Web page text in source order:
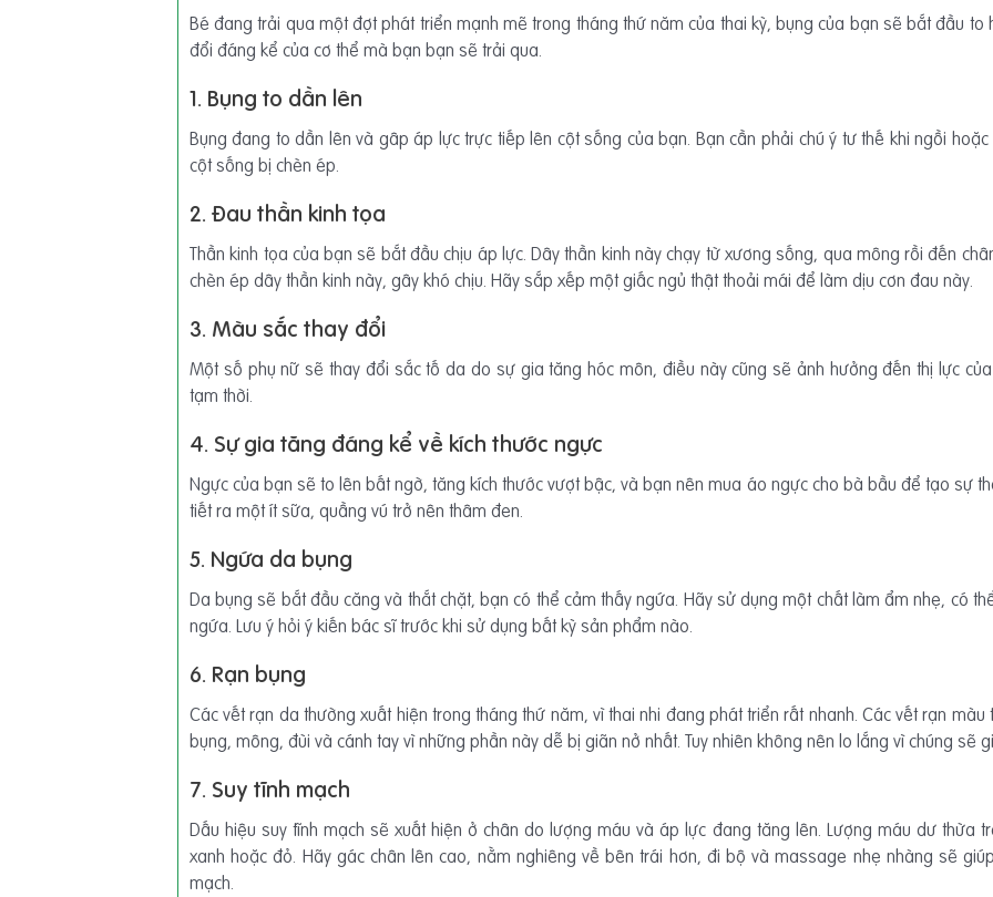
Bé đang trải qua một đợt phát triển mạnh mẽ trong tháng thứ năm của thai kỳ, bụng của bạn sẽ bắt đầu to
đổi đáng kể của cơ thể mà bạn bạn sẽ trải qua.
1. Bụng to dần lên
Bụng đang to dần lên và gâp áp lực trực tiếp lên cột sống của bạn. Bạn cần phải chú ý tư thế khi ngồi
cột sống bị chèn ép.
2. Đau thần kinh tọa
Thần kinh tọa của bạn sẽ bắt đầu chịu áp lực. Dây thần kinh này chạy từ xương sống, qua mông rồi đến
chèn ép dây thần kinh này, gây khó chịu. Hãy sắp xếp một giấc ngủ thật thoải mái để làm dịu cơn đau này.
3. Màu sắc thay đổi
Một số phụ nữ sẽ thay đổi sắc tố da do sự gia tăng hóc môn, điều này cũng sẽ ảnh hưởng đến thị lực
tạm thời.
4. Sự gia tăng đáng kể về kích thước ngực
Ngực của bạn sẽ to lên bất ngờ, tăng kích thước vượt bậc, và bạn nên mua áo ngực cho bà bầu để tạo sự
tiết ra một ít sữa, quầng vú trở nên thâm đen.
5. Ngứa da bụng
Da bụng sẽ bắt đầu căng và thắt chặt, bạn có thể cảm thấy ngứa. Hãy sử dụng một chất làm ẩm nhẹ, có
ngứa. Lưu ý hỏi ý kiến bác sĩ trước khi sử dụng bất kỳ sản phẩm nào.
6. Rạn bụng
Các vết rạn da thường xuất hiện trong tháng thứ năm, vì thai nhi đang phát triển rất nhanh. Các vết rạn
bụng, mông, đùi và cánh tay vì những phần này dễ bị giãn nở nhất. Tuy nhiên không nên lo lắng vì chúng sẽ
7. Suy tĩnh mạch
Dấu hiệu suy tĩnh mạch sẽ xuất hiện ở chân do lượng máu và áp lực đang tăng lên. Lượng máu dư thừa
xanh hoặc đỏ. Hãy gác chân lên cao, nằm nghiêng về bên trái hơn, đi bộ và massage nhẹ nhàng sẽ
mạch.